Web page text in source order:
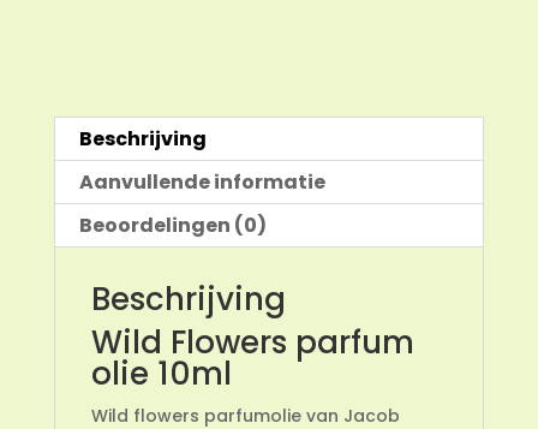
Beschrijving
Aanvullende informatie
Beoordelingen (0)
Beschrijving
Wild Flowers parfum
olie 10ml
Wild flowers parfumolie van Jacob